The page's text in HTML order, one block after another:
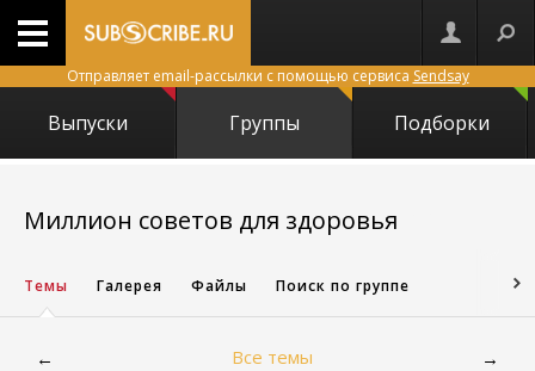
Отправляет email-рассылки с помощью сервиса Sendsay
Выпуски Группы Подборки
Миллион советов для здоровья
Темы Галерея Файлы Поиск по группе
← Все темы →